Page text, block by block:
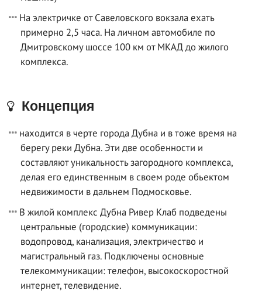
На электричке от Савеловского вокзала ехать
примерно 2,5 часа. На личном автомобиле по
Дмитровскому шоссе 100 км от МКАД до жилого
комплекса.
Концепция
находится в черте города Дубна и в тоже время на
берегу реки Дубна. Эти две особенности и
составляют уникальность загородного комплекса,
делая его единственным в своем роде обьектом
недвижимости в дальнем Подмосковье.
В жилой комплекс Дубна Ривер Клаб подведены
центральные (городские) коммуникации:
водопровод, канализация, электричество и
магистральный газ. Подключены основные
телекоммуникации: телефон, высокоскоростной
интернет, телевидение.